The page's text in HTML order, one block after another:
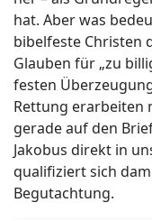
hat. Aber was
bibelfeste Christen
Glauben für „zu
festen
Rettung erarbeiten
gerade auf den
Jakobus direkt in
qualifiziert sich
Begutachtung.